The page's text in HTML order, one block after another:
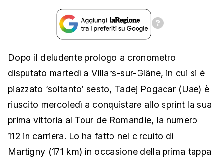
Dopo il deludente prologo a cronometro
disputato martedì a Villars-sur-Glâne, in cui si è
piazzato ‘soltanto’ sesto, Tadej Pogacar (Uae) è
riuscito mercoledì a conquistare allo sprint la sua
prima vittoria al Tour de Romandie, la numero
112 in carriera. Lo ha fatto nel circuito di
Martigny (171 km) in occasione della prima tappa